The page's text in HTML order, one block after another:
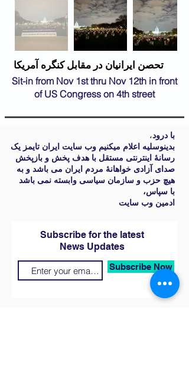
تحصن ایرانیان در مقابل کنگره آمریکا
Sit-in from Nov 1st thru Nov 12th in front
of US Congress on 4th street
،با درود
بدینوسلیه اعلام میکنیم وب سایت ایران تایمز یک
رسانۀ اینترنتی مستقل با هدف پخش و بازپخش
صدای آزادی خواهانۀ مردم ایران می باشد و به
هیچ حزب و سازمان سیاسی وابسته نمی باشد
،با سپاس
ادمین وب سایت
Subscribe for the latest
News Updates
Subscribe Now